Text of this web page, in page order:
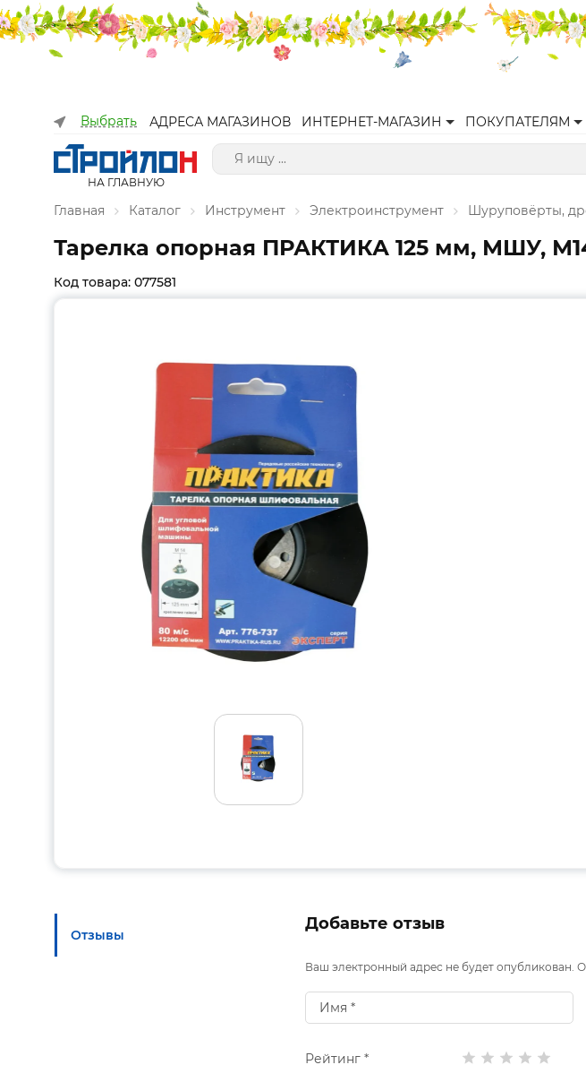
Выбрать АДРЕСА МАГАЗИНОВ ИНТЕРНЕТ-МАГАЗИН ПОКУПАТЕЛЯМ
НА ГЛАВНУЮ
Главная Каталог Инструмент Электроинструмент Шуруповёрты,
Тарелка опорная ПРАКТИКА 125 мм, МШУ,
Код товара: 077581
Отзывы
Добавьте отзыв
Ваш электронный адрес не будет опубликован.
Рейтинг *